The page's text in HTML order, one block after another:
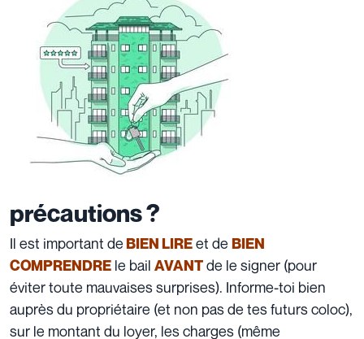
précautions ?
Il est important deBIEN LIREet de BIEN
COMPRENDRE le bail AVANTde le signer (pour
éviter toute mauvaises surprises). Informe-toi bien
auprès du propriétaire (et non pas de tes futurs coloc),
sur le montant du loyer, les charges (même